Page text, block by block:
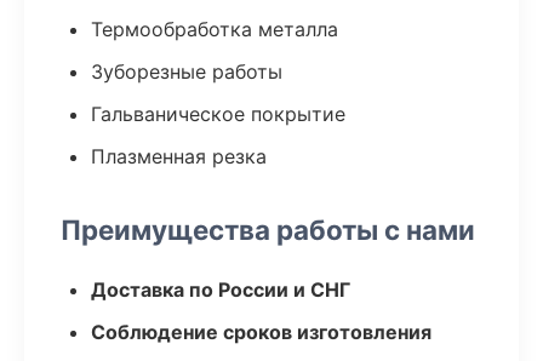
Термообработка металла
Зуборезные работы
Гальваническое покрытие
Плазменная резка
Преимущества работы с нами
Доставка по России и СНГ
Соблюдение сроков изготовления